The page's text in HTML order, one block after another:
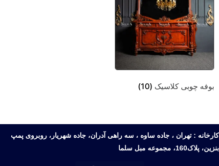
بوفه چوبی کلاسیک (10)
کارخانه : تهران ، جاده ساوه ، سه راهی آدران، جاده شهریار، روبروی پمپ
بنزین، پلاک160، مجموعه مبل سلما